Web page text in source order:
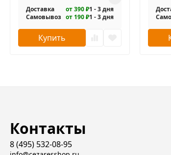
подсветки, при нажатии на второй
Продолжительным (более 1 сек.)
Зеркало имеет функцию памяти,
В комплекте поставки:
Зеркало.
Доставка от 390 ₽1 - 3 дня
Самовывоз от 190 ₽1 - 3 дня
Купить
Контакты
8 (495) 532-08-95